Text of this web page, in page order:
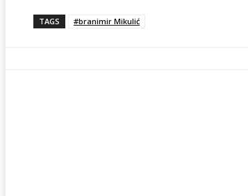
TAGS #branimir Mikulić